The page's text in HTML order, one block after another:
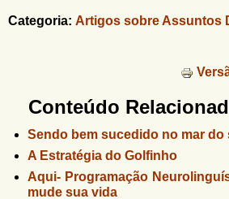
Categoria: Artigos sobre Assuntos
Conteúdo
Sendo bem sucedido no mar do
A Estratégia do Golfinho
Aqui- Programação
mude sua vida